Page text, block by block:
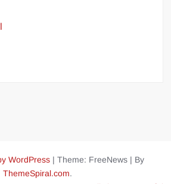
WordPress | Theme: FreeNews | By
ThemeSpiral.com.